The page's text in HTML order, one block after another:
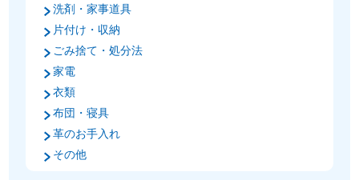
洗剤・家事道具
片付け・収納
ごみ捨て・処分法
家電
衣類
布団・寝具
革のお手入れ
その他